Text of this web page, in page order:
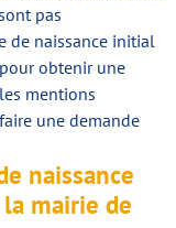
pas
de naissance initial
obtenir une
mentions
une demande
naissance
mairie de